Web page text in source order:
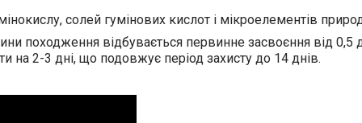
солей гумінових кислот і мікроелементів
походження відбувається первинне засвоєння від
на 2-3 дні, що подовжує період захисту до 14 днів.